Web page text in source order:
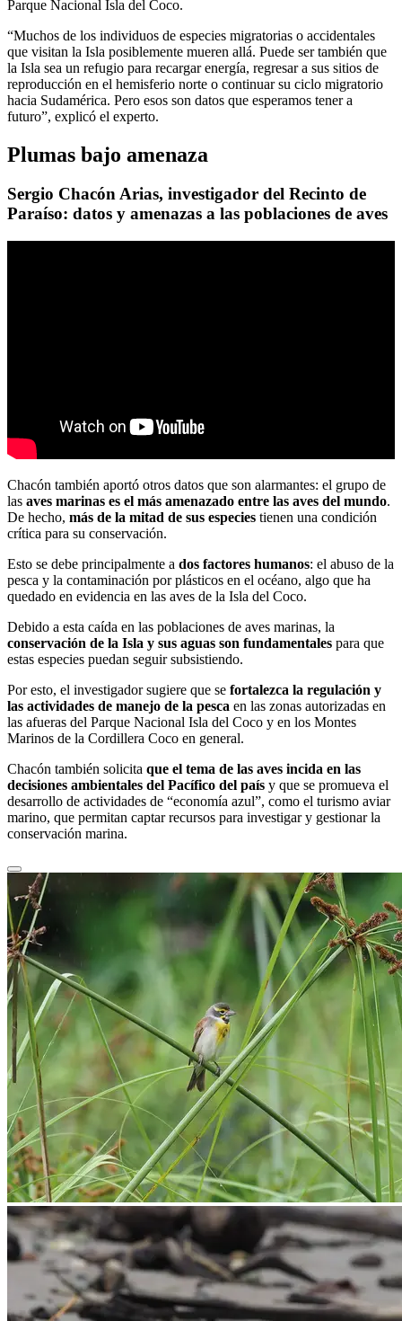
Parque Nacional Isla del Coco.
“Muchos de los individuos de especies migratorias o accidentales
que visitan la Isla posiblemente mueren allá. Puede ser también que
la Isla sea un refugio para recargar energía, regresar a sus sitios de
reproducción en el hemisferio norte o continuar su ciclo migratorio
hacia Sudamérica. Pero esos son datos que esperamos tener a
futuro”, explicó el experto.
Plumas bajo amenaza
Sergio Chacón Arias, investigador del Recinto de
Paraíso: datos y amenazas a las poblaciones de aves
Chacón también aportó otros datos que son alarmantes: el grupo de
las aves marinas es el más amenazado entre las aves del mundo.
De hecho, más de la mitad de sus especies tienen una condición
crítica para su conservación.
Esto se debe principalmente a dos factores humanos: el abuso de la
pesca y la contaminación por plásticos en el océano, algo que ha
quedado en evidencia en las aves de la Isla del Coco.
Debido a esta caída en las poblaciones de aves marinas, la
conservación de la Isla y sus aguas son fundamentales para que
estas especies puedan seguir subsistiendo.
Por esto, el investigador sugiere que se fortalezca la regulación y
las actividades de manejo de la pesca en las zonas autorizadas en
las afueras del Parque Nacional Isla del Coco y en los Montes
Marinos de la Cordillera Coco en general.
Chacón también solicita que el tema de las aves incida en las
decisiones ambientales del Pacífico del país y que se promueva el
desarrollo de actividades de “economía azul”, como el turismo aviar
marino, que permitan captar recursos para investigar y gestionar la
conservación marina.